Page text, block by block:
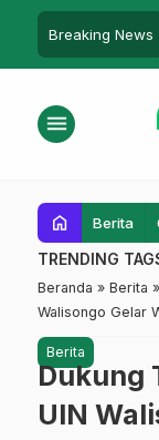
Breaking News
Santri Untuk
menu
home Berita
TRENDING
Beranda » Berita »
Walisongo Gelar
Berita
Dukung
UIN